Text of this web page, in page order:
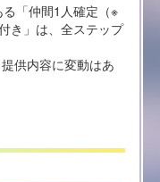
「仲間1人確定（※
き」は、全ステップ
供内容に変動はあ